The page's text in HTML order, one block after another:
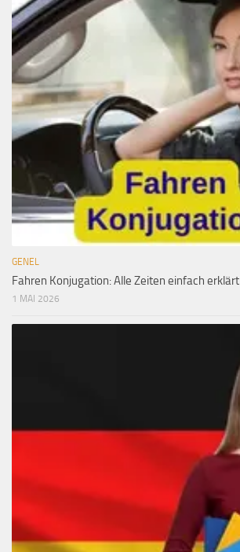
GENEL
Fahren Konjugation: Alle Zeiten einfach erklärt
1 MAI 2026